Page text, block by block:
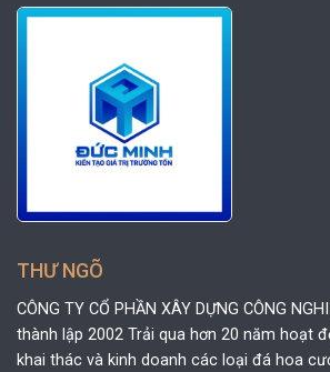
THƯ NGÕ
CÔNG TY CỔ PHẦN XÂY DỰNG CÔNG
thành lập 2002 Trải qua hơn 20 năm hoạt
khai thác và kinh doanh các loại đá hoa